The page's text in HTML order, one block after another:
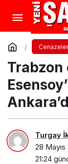
Cenazeler
Trabzon
Turgay
28
21:24